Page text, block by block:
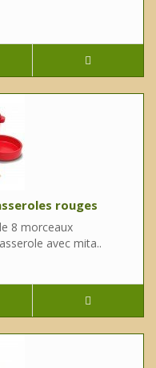
rouges
8 morceaux
avec mita..